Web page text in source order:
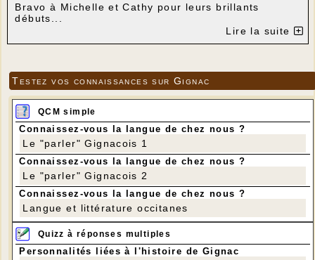
Bravo à Michelle et Cathy pour leurs brillants
débuts...
A septembre pour une grande majorité d'entre vous
et bonnes vacances à toutes....
Lire la suite
Testez vos connaissances sur Gignac
QCM simple
Connaissez-vous la langue de chez nous ?
Le "parler" Gignacois 1
Connaissez-vous la langue de chez nous ?
Le "parler" Gignacois 2
Connaissez-vous la langue de chez nous ?
Langue et littérature occitanes
Quizz à réponses multiples
Personnalités liées à l'histoire de Gignac